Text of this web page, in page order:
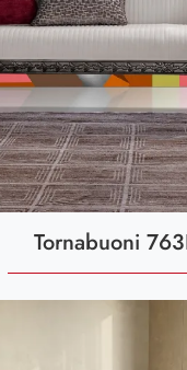
Tornabuoni